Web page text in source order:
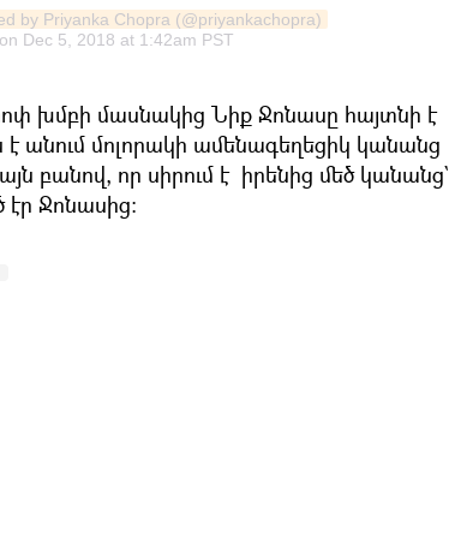
by Priyanka Chopra (@priyankachopra)
on Dec 5, 2018 at 1:42am PST
խմբի մասնակից Նիք Ջոնասը հայտնի է
է անում մոլորակի ամենագեղեցիկ կանանց
բանով, որ սիրում է իրենից մեծ կանանց`
Ջոնասից։